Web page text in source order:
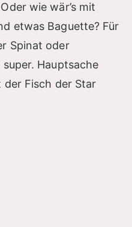
wie wär’s mit
etwas Baguette? Für
Spinat oder
Hauptsache
Fisch der Star